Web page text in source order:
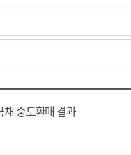
중도환매 결과